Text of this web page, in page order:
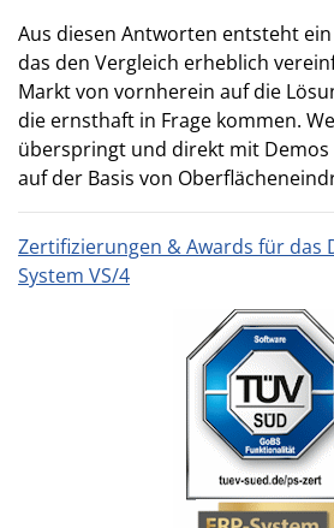
Aus diesen Antworten entsteht
das den Vergleich erheblich
Markt von vornherein auf die
die ernsthaft in Frage kommen.
überspringt und direkt mit
auf der Basis von
Zertifizierungen & Awards für das
System VS/4